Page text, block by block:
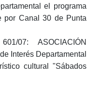
el programa
por Canal 30 de Punta
07: ASOCIACIÓN
Interés Departamental
cultural "Sábados